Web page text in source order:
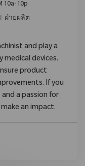
10a-10p
ะเภท
ฝ่ายผลิต
and play a
medical devices.
product
If you
a passion for
an impact.